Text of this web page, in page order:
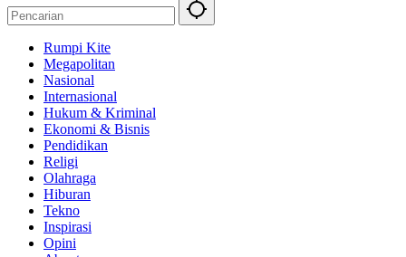
Rumpi Kite
Megapolitan
Nasional
Internasional
Hukum & Kriminal
Ekonomi & Bisnis
Pendidikan
Religi
Olahraga
Hiburan
Tekno
Inspirasi
Opini